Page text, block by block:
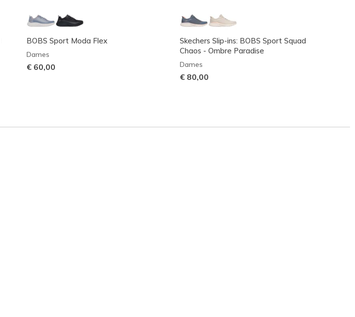
BOBS Sport Moda Flex
Dames
€ 60,00
Skechers Slip-ins: BOBS Sport Squad
Chaos - Ombre Paradise
Dames
€ 80,00